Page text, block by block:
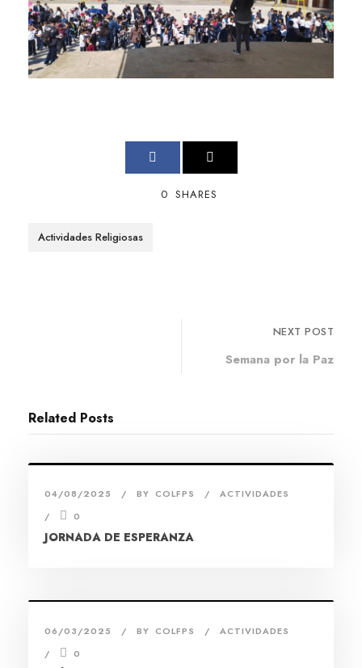
0 SHARES
Actividades Religiosas
NEXT POST
Semana por la Paz
Related Posts
04/08/2025 BY COLFPS
ACTIVIDADES
0
JORNADA DE ESPERANZA
06/03/2025 BY COLFPS
ACTIVIDADES
0